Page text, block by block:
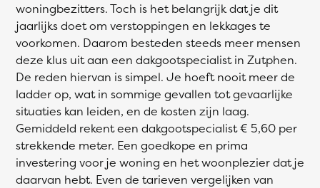
woningbezitters. Toch is het belangrijk dat je dit
jaarlijks doet om verstoppingen en lekkages te
voorkomen. Daarom besteden steeds meer mensen
deze klus uit aan een dakgootspecialist in Zutphen.
De reden hiervan is simpel. Je hoeft nooit meer de
ladder op, wat in sommige gevallen tot gevaarlijke
situaties kan leiden, en de kosten zijn laag.
Gemiddeld rekent een dakgootspecialist € 5,60 per
strekkende meter. Een goedkope en prima
investering voor je woning en het woonplezier dat je
daarvan hebt. Even de tarieven vergelijken van